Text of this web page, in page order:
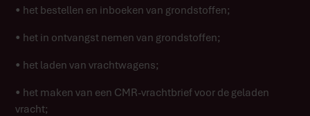
• het bestellen en inboeken van grondstoffen;
• het in ontvangst nemen van grondstoffen;
• het laden van vrachtwagens;
• het maken van een CMR-vrachtbrief voor de geladen
vracht;